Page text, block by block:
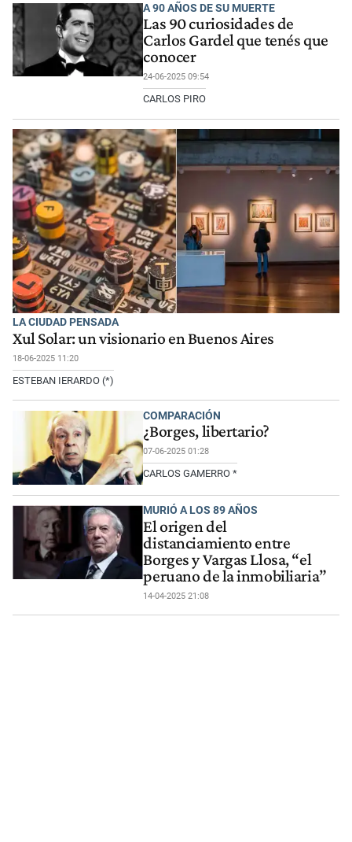
A 90 AÑOS DE SU MUERTE
Las 90 curiosidades de
Carlos Gardel que tenés que
conocer
24-06-2025 09:54
CARLOS PIRO
LA CIUDAD PENSADA
Xul Solar: un visionario en Buenos Aires
18-06-2025 11:20
ESTEBAN IERARDO (*)
COMPARACIÓN
¿Borges, libertario?
07-06-2025 01:28
CARLOS GAMERRO *
MURIÓ A LOS 89 AÑOS
El origen del
distanciamiento entre
Borges y Vargas Llosa, “el
peruano de la inmobiliaria”
14-04-2025 21:08